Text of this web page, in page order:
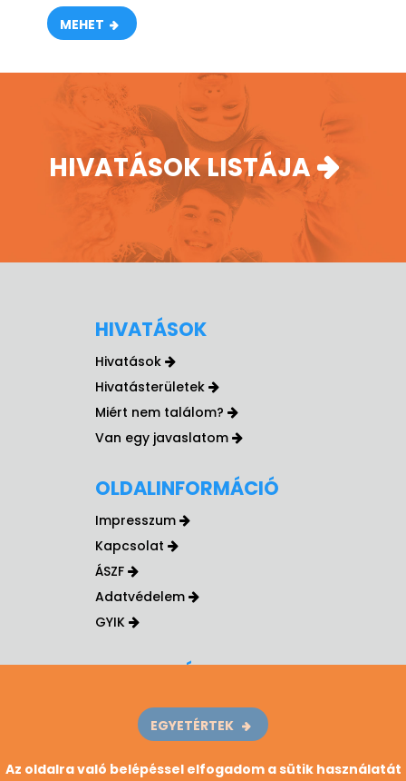
MEHET
HIVATÁSOK LISTÁJA
HIVATÁSOK
Hivatások
Hivatásterületek
Miért nem találom?
Van egy javaslatom
OLDALINFORMÁCIÓ
Impresszum
Kapcsolat
ÁSZF
Adatvédelem
GYIK
NEKED SZÓL
Pont téged keresünk?
VéleményEGYETÉRTEK
Az oldalra való belépéssel elfogadom a sütik használatát